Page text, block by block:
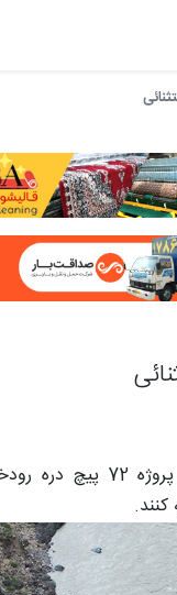
در دل کوه های سر به فلک